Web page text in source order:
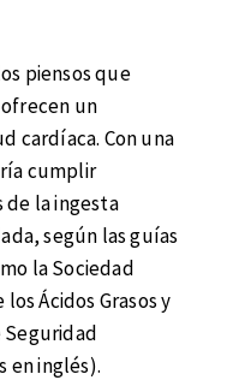
piensos que
un
cardíaca. Con una
cumplir
la ingesta
según las guías
la Sociedad
Ácidos Grasos y
Seguridad
en inglés).